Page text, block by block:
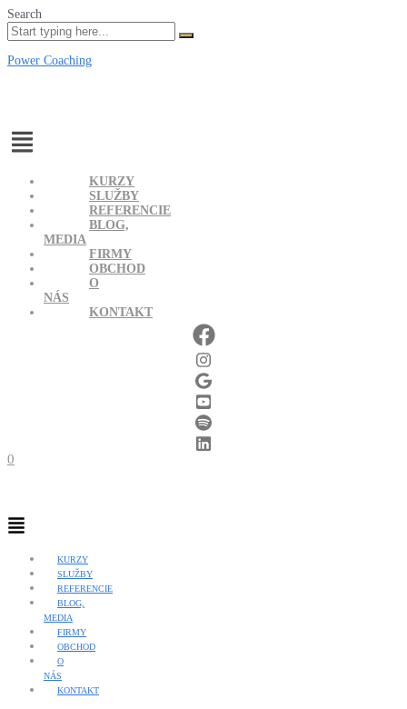
Search
Power Coaching
Menu
KURZY
SLUŽBY
REFERENCIE
BLOG,
MEDIA
FIRMY
OBCHOD
O
NÁS
KONTAKT
0
Menu
KURZY
SLUŽBY
REFERENCIE
BLOG,
MEDIA
FIRMY
OBCHOD
O
NÁS
KONTAKT